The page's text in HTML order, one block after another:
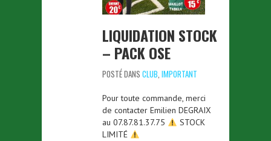
LIQUIDATION STOCK
– PACK OSE
POSTÉ DANS CLUB, IMPORTANT
Pour toute commande, merci
de contacter Emilien DEGRAIX
au 07.87.81.37.75
STOCK
LIMITÉ